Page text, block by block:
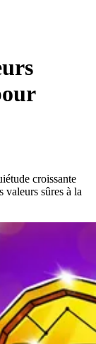
croissante
valeurs sûres à la